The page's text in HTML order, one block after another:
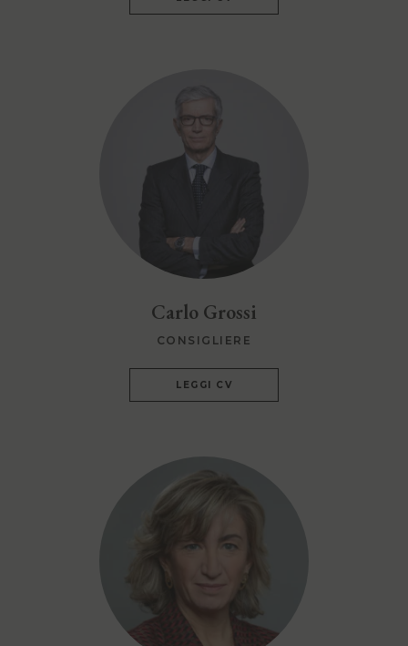
Carlo Grossi
CONSIGLIERE
LEGGI CV